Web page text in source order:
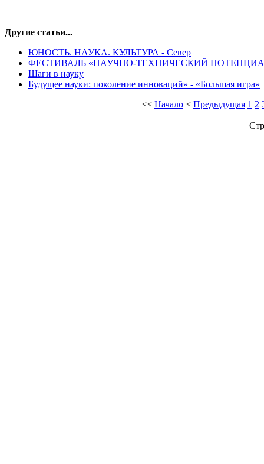
Другие статьи...
ЮНОСТЬ. НАУКА. КУЛЬТУРА - Север
ФЕСТИВАЛЬ «НАУЧНО-ТЕХНИЧЕСКИЙ
Шаги в науку
Будущее науки: поколение инноваций» - «Большая игра»
<< Начало < Предыдущая 1 2